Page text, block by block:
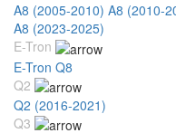
A8 (2005-2010) A8 (2010-
A8 (2023-2025)
E-Tron
E-Tron Q8
Q2
Q2 (2016-2021)
Q3